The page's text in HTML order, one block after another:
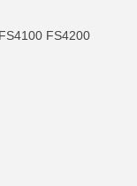
FS4200